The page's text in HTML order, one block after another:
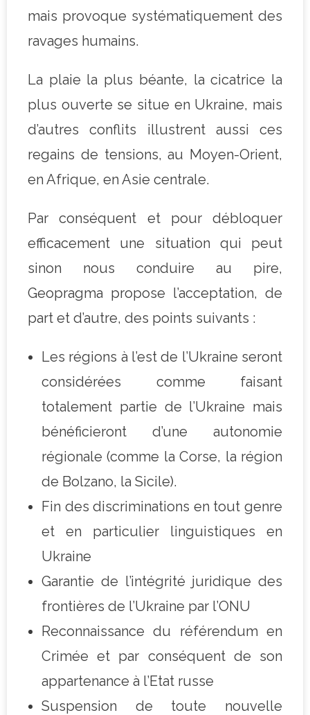
mais provoque systématiquement des
ravages humains.
La plaie la plus béante, la cicatrice la
plus ouverte se situe en Ukraine, mais
d’autres conflits illustrent aussi ces
regains de tensions, au Moyen-Orient,
en Afrique, en Asie centrale.
Par conséquent et pour débloquer
efficacement une situation qui peut
sinon nous conduire au pire,
Geopragma propose l’acceptation, de
part et d’autre, des points suivants :
Les régions à l’est de l’Ukraine seront
considérées comme faisant
totalement partie de l’Ukraine mais
bénéficieront d’une autonomie
régionale (comme la Corse, la région
de Bolzano, la Sicile).
Fin des discriminations en tout genre
et en particulier linguistiques en
Ukraine
Garantie de l’intégrité juridique des
frontières de l’Ukraine par l’ONU
Reconnaissance du référendum en
Crimée et par conséquent de son
appartenance à l’Etat russe
Suspension de toute nouvelle